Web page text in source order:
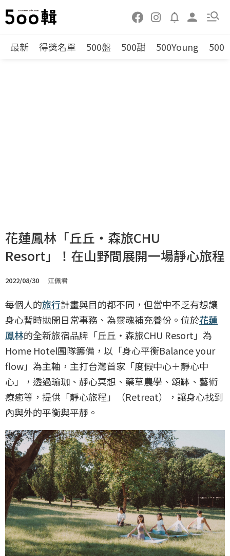
最新 得獎名單 500盤 500甜 500Young 500
花蓮鳳林「丘丘‧森旅CHU
Resort」！在山野間展開一場靜心旅程
2022/08/30 江佩君
每個人的旅行計畫與目的都不同，但當中不乏有想讓
身心暫時拋開日常事務、為靈魂補充養份。位於花蓮
鳳林的全新旅宿品牌「丘丘‧森旅CHU Resort」為
Home Hotel團隊籌備，以「身心平衡Balance your
flow」為主軸，主打台灣首家「度假中心＋靜心中
心」，透過瑜珈、靜心冥想、藥草農學、頌缽、藝術
療癒等，提供「靜心旅程」（Retreat），讓身心找到
內與外的平衡與平靜。